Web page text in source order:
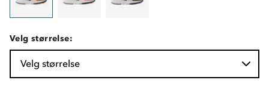
Velg størrelse:
Velg størrelse